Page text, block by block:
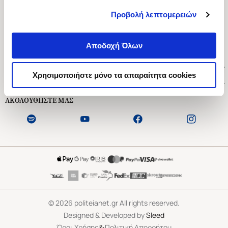
Προβολή λεπτομερειών
Αποδοχή Όλων
Χρησιμοποιήστε μόνο τα απαραίτητα cookies
Ασκληπιού 1-3, Αθήνα 106 79
Δευτέρα - Παρασκευή 09:00-21:00
Εξυπηρέτηση Πελατών
ΑΚΟΛΟΥΘΗΣΤΕ ΜΑΣ
©2026 politeianet.gr All rights reserved.
Designed & Developed bySleed